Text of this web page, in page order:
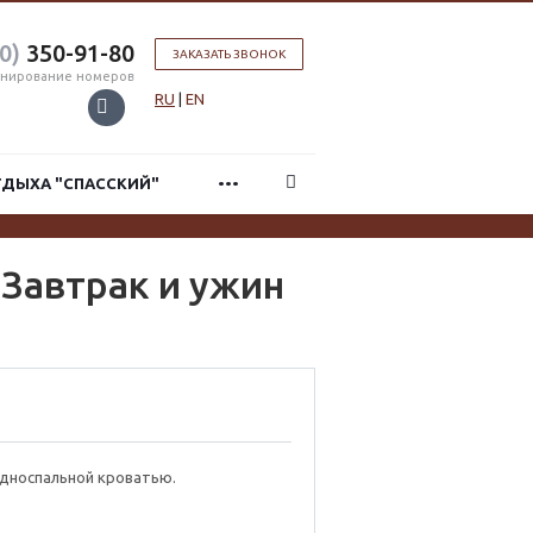
ЗАКАЗАТЬ ЗВОНОК
RU EN
350-91-80
номеров
"СПАССКИЙ" ...
и ужин
кроватью.